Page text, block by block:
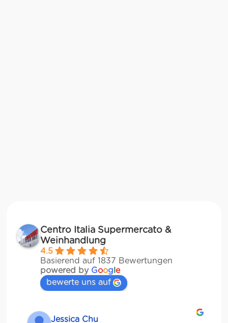
Centro Italia Supermercato &
Weinhandlung
4.5
Basierend auf 1837 Bewertungen
powered by Google
bewerte uns auf
Jessica Chu